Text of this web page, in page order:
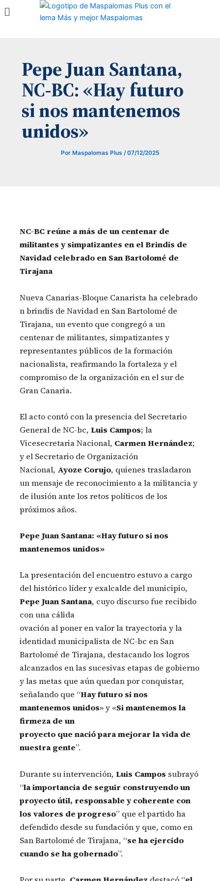
Menú
Pepe Juan Santana,
NC-BC: «Hay futuro
si nos mantenemos
unidos»
Por Maspalomas Plus /07/12/2025
NC-BC reúne a más de un centenar de
militantes y simpatizantes en el Brindis de
Navidad celebrado en San Bartolomé de
Tirajana
Nueva Canarias-Bloque Canarista ha celebrado
n brindis de Navidad en San Bartolomé de
Tirajana, un evento que congregó a un
centenar de militantes, simpatizantes y
representantes públicos de la formación
nacionalista, reafirmando la fortaleza y el
compromiso de la organización en el sur de
Gran Canaria.
El acto contó con la presencia del Secretario
General de NC-bc, Luis Campos; la
Vicesecretaria Nacional, Carmen Hernández;
y el Secretario de Organización
Nacional, Ayoze Corujo, quienes trasladaron
un mensaje de reconocimiento a la militancia y
de ilusión ante los retos políticos de los
próximos años.
Pepe Juan Santana: «Hay futuro si nos
mantenemos unidos»
La presentación del encuentro estuvo a cargo
del histórico líder y exalcalde del municipio,
Pepe Juan Santana, cuyo discurso fue recibido
con una cálida
ovación al poner en valor la trayectoria y la
identidad municipalista de NC-bc en San
Bartolomé de Tirajana, destacando los logros
alcanzados en las sucesivas etapas de gobierno
y las metas que aún quedan por conquistar,
señalando que “Hay futuro si nos
mantenemos unidos» y «Si mantenemos la
firmeza de un
proyecto que nació para mejorar la vida de
nuestra gente”.
Durante su intervención, Luis Campos subrayó
“la importancia de seguir construyendo un
proyecto útil, responsable y coherente con
los valores de progreso” que el partido ha
defendido desde su fundación y que, como en
San Bartolomé de Tirajana, “se ha ejercido
cuando se ha gobernado”.